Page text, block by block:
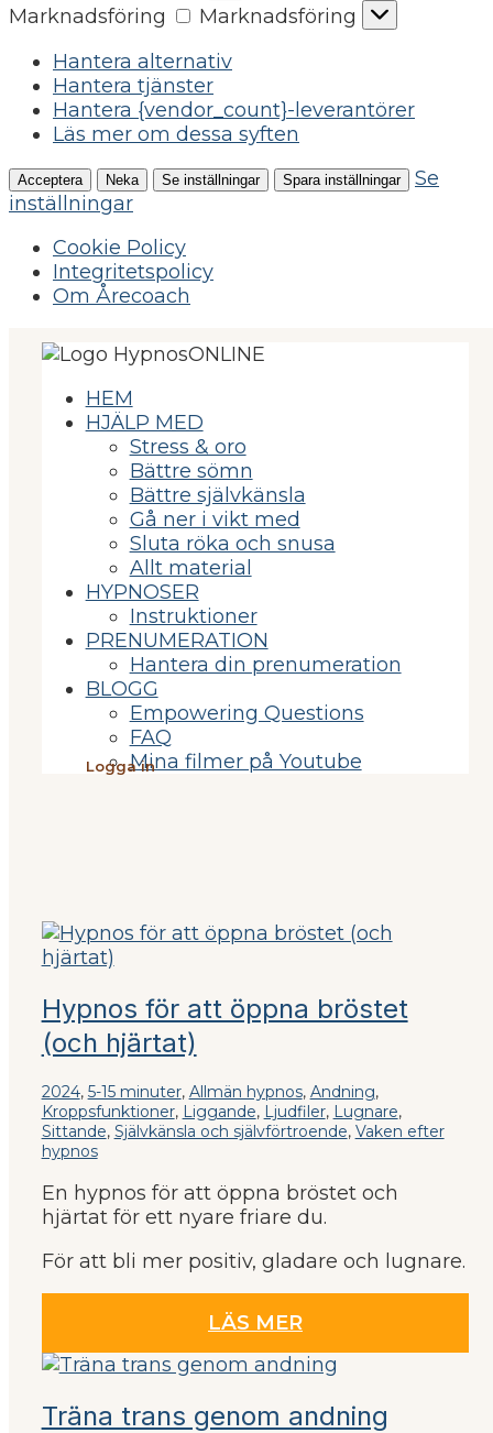
Marknadsföring
Marknadsföring
Hantera alternativ
Hantera tjänster
Hantera {vendor_count}-leverantörer
Läs mer om dessa syften
Acceptera Neka Se inställningar Spara inställningar
Se
inställningar
Cookie Policy
Integritetspolicy
Om Årecoach
HEM
HJÄLP MED
Stress & oro
Bättre sömn
Bättre självkänsla
Gå ner i vikt med
Sluta röka och snusa
Allt material
HYPNOSER
Instruktioner
PRENUMERATION
Hantera din prenumeration
BLOGG
Empowering Questions
FAQ
Mina filmer på Youtube
Logga in
Hypnos för att öppna bröstet
(och hjärtat)
2024, 5-15 minuter, Allmän hypnos, Andning,
Kroppsfunktioner, Liggande, Ljudfiler, Lugnare,
Sittande, Självkänsla och självförtroende, Vaken efter
hypnos
En hypnos för att öppna bröstet och
hjärtat för ett nyare friare du.
För att bli mer positiv, gladare och lugnare.
LÄS MER
Träna trans genom andning